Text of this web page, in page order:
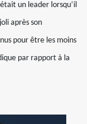
un leader lorsqu’il
après son
pour être les moins
par rapport à la